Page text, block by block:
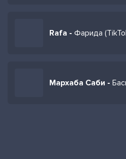
Rafa - Фарида
Мархаба Саби -